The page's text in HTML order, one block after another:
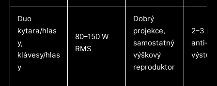
Duo
kytara/hlas
y,
klávesy/hlas
y
80–150 W
RMS
Dobrý
projekce,
samostatný
výškový
reproduktor
2–3
anti-
výstup